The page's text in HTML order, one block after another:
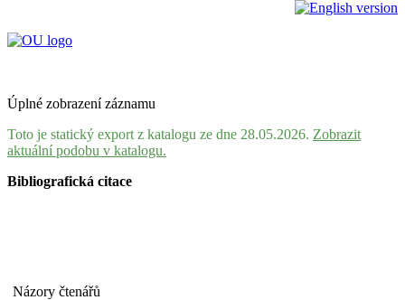
Úplné zobrazení záznamu
Toto je statický export z katalogu ze dne 28.05.2026. Zobrazit
aktuální podobu v katalogu.
Bibliografická citace
Názory čtenářů